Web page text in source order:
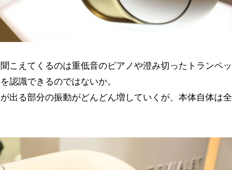
こえてくるのは重低音のピアノや澄み切ったトランペッ
認識できるのではないか。
出る部分の振動がどんどん増していくが、本体自体は全